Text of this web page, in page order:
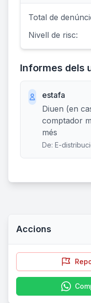
Total de
Nivell de risc:
Informes dels
estafa
Diuen (en
comptador
més
De: E-
Accions